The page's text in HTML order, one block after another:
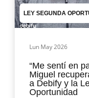
LEY SEGUNDA
Lun May 2026
“Me sentí en
Miguel
a Debify y la
Oportunidad